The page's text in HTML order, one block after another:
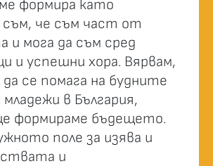
формира като
съм, че съм част от
и мога да съм сред
и успешни хора. Вярвам,
се помага на будните
в България,
формираме бъдещето.
поле за изява и
и